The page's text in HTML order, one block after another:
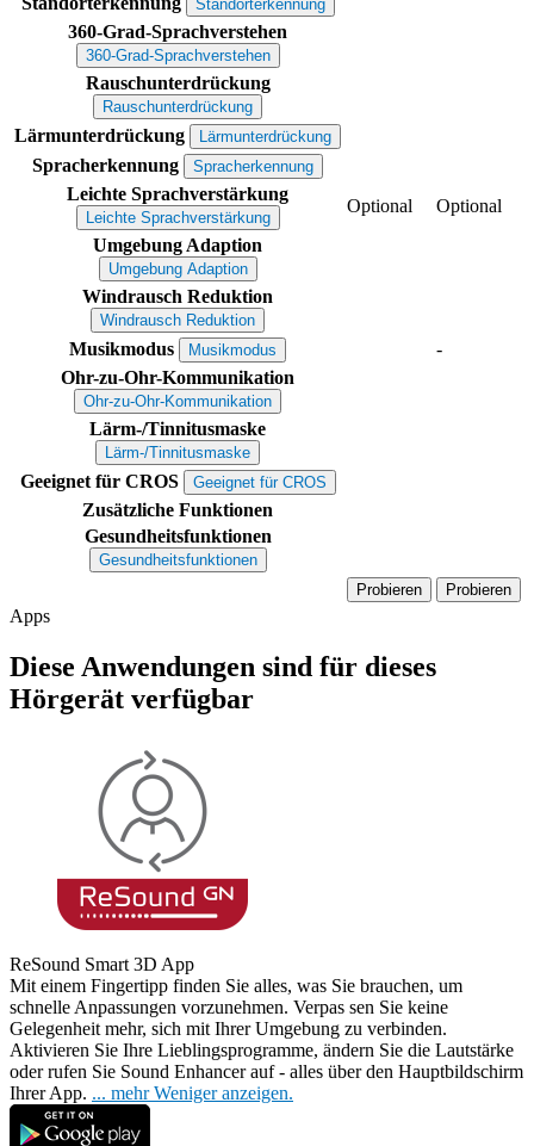
Standorterkennung
360-Grad-Sprachverstehen
360-Grad-Sprachverstehen
Rauschunterdrückung
Rauschunterdrückung
Lärmunterdrückung Lärmunterdrückung
Spracherkennung Spracherkennung
Leichte Sprachverstärkung
Leichte Sprachverstärkung
Optional
Optional
Umgebung Adaption
Umgebung Adaption
Windrausch Reduktion
Windrausch Reduktion
Musikmodus Musikmodus
-
Ohr-zu-Ohr-Kommunikation
Ohr-zu-Ohr-Kommunikation
Lärm-/Tinnitusmaske
Lärm-/Tinnitusmaske
Geeignet für CROS Geeignet für CROS
Zusätzliche Funktionen
Gesundheitsfunktionen
Gesundheitsfunktionen
Probieren
Probieren
Apps
Diese Anwendungen sind für dieses
Hörgerät verfügbar
ReSound Smart 3D App
Mit einem Fingertipp finden Sie alles, was Sie brauchen, um
schnelle Anpassungen vorzunehmen. Verpas sen Sie keine
Gelegenheit mehr, sich mit Ihrer Umgebung zu verbinden.
Aktivieren Sie Ihre Lieblingsprogramme, ändern Sie die Lautstärke
oder rufen Sie Sound Enhancer auf - alles über den Hauptbildschirm
Ihrer App. ... mehr Weniger anzeigen.